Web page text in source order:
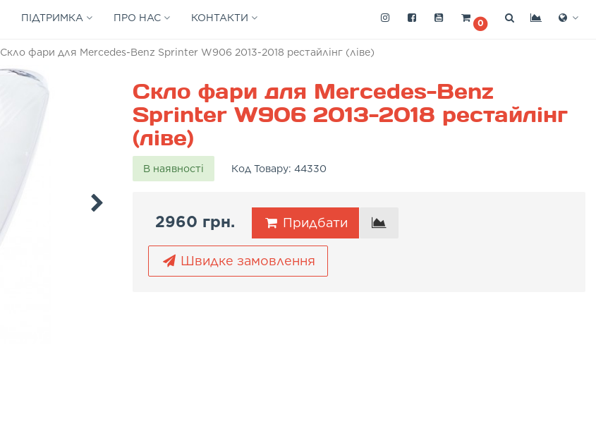
ПІДТРИМКА ПРО НАС КОНТАКТИ 0
Скло фари для Mercedes-Benz Sprinter W906 2013-2018 рестайлінг (ліве)
Скло фари для Mercedes-Benz
Sprinter W906 2013-2018 рестайлінг
(ліве)
В наявності Код Товару: 44330
2960 грн. Придбати
Швидке замовлення